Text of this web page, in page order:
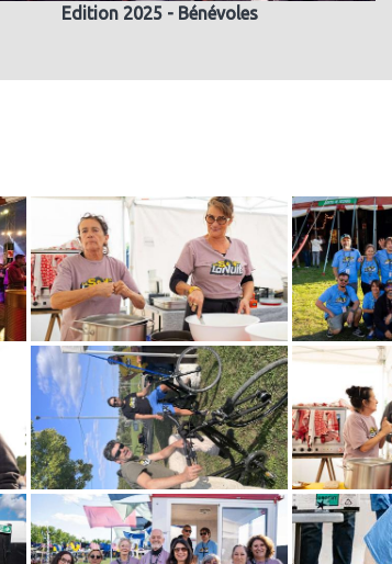
Edition 2025 - Bénévoles